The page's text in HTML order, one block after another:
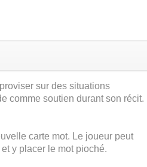
sur des situations
comme soutien durant son récit. Il
carte mot. Le joueur peut
y placer le mot pioché.